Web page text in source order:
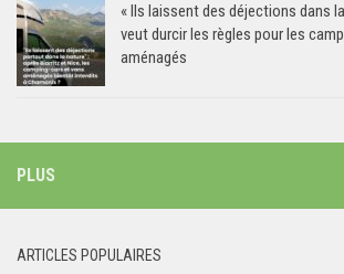
« Ils laissent des déjections dans
veut durcir les règles pour les
aménagés
PLUS
ARTICLES POPULAIRES